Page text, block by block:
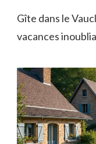
Gîte dans le
vacances